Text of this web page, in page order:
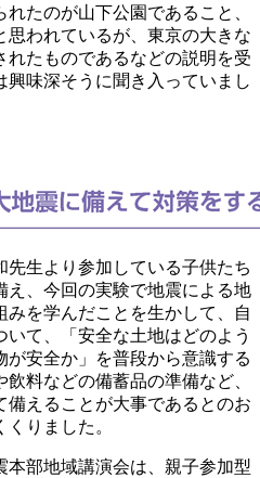
たのが山下公園であること、
思われているが、東京の大きな
たものであるなどの説明を受
味深そうに聞き入っていまし
生より参加している子供たち
え、今回の実験で地震による地
を学んだことを生かして、自
て、「安全な土地はどのよう
安全か」を普段から意識する
料などの備蓄品の準備など、
えることが大事であるとのお
りました。
部地域講演会は、親子参加型